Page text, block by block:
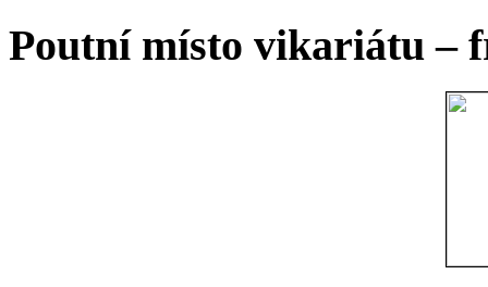
Poutní místo vikariátu –